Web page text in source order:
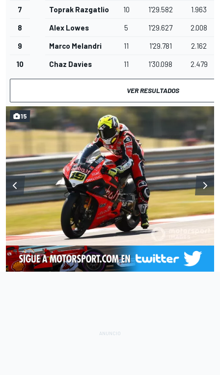
7 Toprak Razgatlioglu 10 1'29.582 1.963
8 Alex Lowes 5 1'29.627 2.008
9 Marco Melandri 11 1'29.781 2.162
10 Chaz Davies 11 1'30.098 2.479
VER RESULTADOS
15